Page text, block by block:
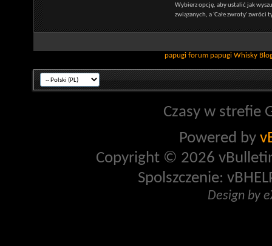
Wybierz opcję, aby ustalić jak
związanych, a 'Całe zwroty' zwróci
papugi forum papugi Whisky
Czasy w strefie
Powered by
Copyright © 2026
Spolszczenie:
Design by